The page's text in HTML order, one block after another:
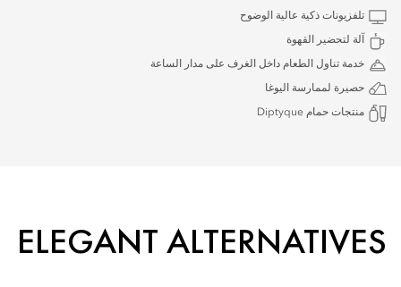
تلفزيونات ذكية عالية الوضوح
آلة لتحضير القهوة
خدمة تناول الطعام داخل الغرف على مدار الساعة
حصيرة لممارسة اليوغا
منتجات حمام Diptyque
ELEGANT ALTERNATIVES